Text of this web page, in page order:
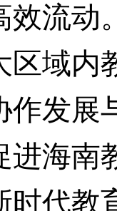
效流动
区域内
作发展
进海南
时代教